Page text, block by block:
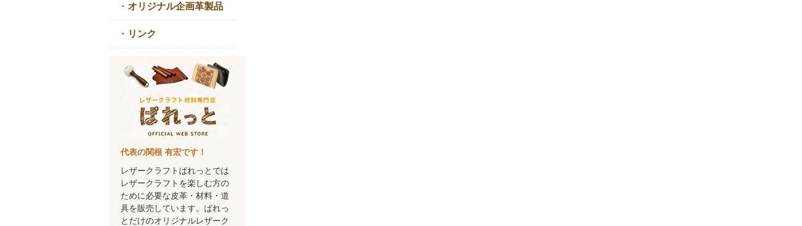
・ オリジナル企画革製品
・ リンク
代表の関根 有宏です！
レザークラフトぱれっとでは
レザークラフトを楽しむ方の
ために必要な皮革・材料・道
具を販売しています。ぱれっ
とだけのオリジナルレザーク